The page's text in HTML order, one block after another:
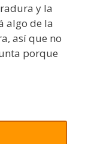
y la
algo de la
así que no
porque